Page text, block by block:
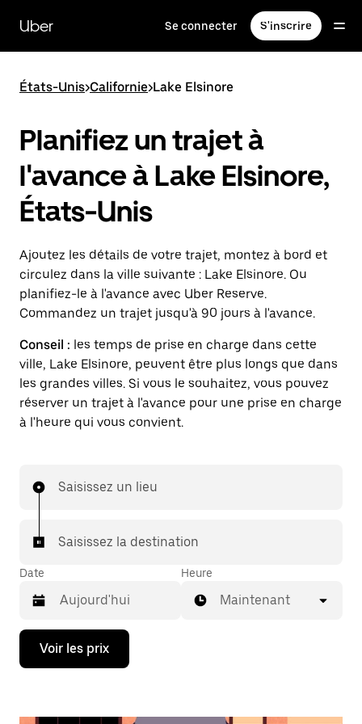
contenu
principal
Uber Se connecter S'inscrire
États-Unis>Californie>Lake Elsinore
Planifiez un trajet à
l'avance à Lake Elsinore,
États-Unis
Ajoutez les détails de votre trajet, montez à bord et
circulez dans la ville suivante : Lake Elsinore. Ou
planifiez-le à l'avance avec Uber Reserve.
Commandez un trajet jusqu'à 90 jours à l'avance.
Conseil : les temps de prise en charge dans cette
ville, Lake Elsinore, peuvent être plus longs que dans
les grandes villes. Si vous le souhaitez, vous pouvez
réserver un trajet à l'avance pour une prise en charge
à l'heure qui vous convient.
Saisissez un lieu
Saisissez la destination
Date
Appuyez
la
Heure
Maintenant
Voir les prix